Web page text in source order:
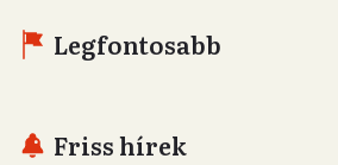
Legfontosabb
Friss hírek